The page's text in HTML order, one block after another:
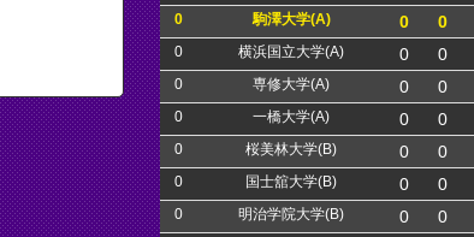
0 駒澤大学(A) 0 0
0 横浜国立大学(A) 0 0
0 専修大学(A) 0 0
0 一橋大学(A) 0 0
0 桜美林大学(B) 0 0
0 国士舘大学(B) 0 0
0 明治学院大学(B) 0 0